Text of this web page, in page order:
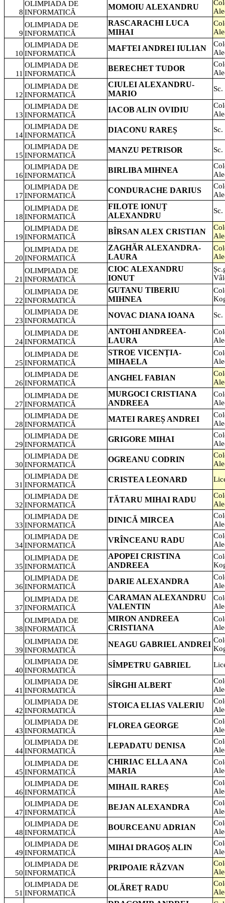
8
OLIMPIADA DE
INFORMATICĂ
MOMOIU ALEXANDRU
9
OLIMPIADA DE
INFORMATICĂ
RASCARACHI LUCA
MIHAI
10
OLIMPIADA DE
INFORMATICĂ
MAFTEI ANDREI IULIAN
11
OLIMPIADA DE
INFORMATICĂ
BERECHET TUDOR
12
OLIMPIADA DE
INFORMATICĂ
CIULEI ALEXANDRU-
MARIO
13
OLIMPIADA DE
INFORMATICĂ
IACOB ALIN OVIDIU
14
OLIMPIADA DE
INFORMATICĂ
DIACONU RAREȘ
15
OLIMPIADA DE
INFORMATICĂ
MANZU PETRISOR
16
OLIMPIADA DE
INFORMATICĂ
BIRLIBA MIHNEA
17
OLIMPIADA DE
INFORMATICĂ
CONDURACHE DARIUS
18
OLIMPIADA DE
INFORMATICĂ
FILOTE IONUȚ
ALEXANDRU
19
OLIMPIADA DE
INFORMATICĂ
BÎRSAN ALEX CRISTIAN
20
OLIMPIADA DE
INFORMATICĂ
ZAGHĂR ALEXANDRA-
LAURA
21
OLIMPIADA DE
INFORMATICĂ
CIOC ALEXANDRU
IONUT
22
OLIMPIADA DE
INFORMATICĂ
GUTANU TIBERIU
MIHNEA
23
OLIMPIADA DE
INFORMATICĂ
NOVAC DIANA IOANA
24
OLIMPIADA DE
INFORMATICĂ
ANTOHI ANDREEA-
LAURA
25
OLIMPIADA DE
INFORMATICĂ
STROE VICENȚIA-
MIHAELA
26
OLIMPIADA DE
INFORMATICĂ
ANGHEL FABIAN
27
OLIMPIADA DE
INFORMATICĂ
MURGOCI CRISTIANA
ANDREEA
28
OLIMPIADA DE
INFORMATICĂ
MATEI RAREȘ ANDREI
29
OLIMPIADA DE
INFORMATICĂ
GRIGORE MIHAI
30
OLIMPIADA DE
INFORMATICĂ
OGREANU CODRIN
31
OLIMPIADA DE
INFORMATICĂ
CRISTEA LEONARD
32
OLIMPIADA DE
INFORMATICĂ
TĂTARU MIHAI RADU
33
OLIMPIADA DE
INFORMATICĂ
DINICĂ MIRCEA
34
OLIMPIADA DE
INFORMATICĂ
VRÎNCEANU RADU
35
OLIMPIADA DE
INFORMATICĂ
APOPEI CRISTINA
ANDREEA
36
OLIMPIADA DE
INFORMATICĂ
DARIE ALEXANDRA
37
OLIMPIADA DE
INFORMATICĂ
CARAMAN ALEXANDRU
VALENTIN
38
OLIMPIADA DE
INFORMATICĂ
MIRON ANDREEA
CRISTIANA
39
OLIMPIADA DE
INFORMATICĂ
NEAGU GABRIEL ANDREI
40
OLIMPIADA DE
INFORMATICĂ
SÎMPETRU GABRIEL
41
OLIMPIADA DE
INFORMATICĂ
SÎRGHI ALBERT
42
OLIMPIADA DE
INFORMATICĂ
STOICA ELIAS VALERIU
43
OLIMPIADA DE
INFORMATICĂ
FLOREA GEORGE
44
OLIMPIADA DE
INFORMATICĂ
LEPADATU DENISA
45
OLIMPIADA DE
INFORMATICĂ
CHIRIAC ELLA ANA
MARIA
46
OLIMPIADA DE
INFORMATICĂ
MIHAIL RAREȘ
47
OLIMPIADA DE
INFORMATICĂ
BEJAN ALEXANDRA
48
OLIMPIADA DE
INFORMATICĂ
BOURCEANU ADRIAN
49
OLIMPIADA DE
INFORMATICĂ
MIHAI DRAGOȘ ALIN
50
OLIMPIADA DE
INFORMATICĂ
PRIPOAIE RĂZVAN
51
OLIMPIADA DE
INFORMATICĂ
OLĂREȚ RADU